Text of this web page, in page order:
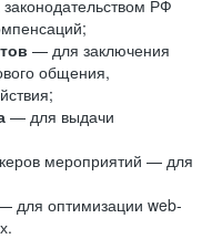
РФ
— для заключения
общения,
— для выдачи
мероприятий — для
для оптимизации web-